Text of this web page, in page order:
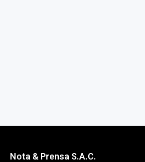
Nota & Prensa S.A.C.